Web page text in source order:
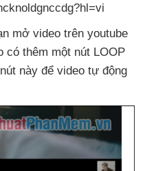
mở video trên youtube
có thêm một nút LOOP
này để video tự động